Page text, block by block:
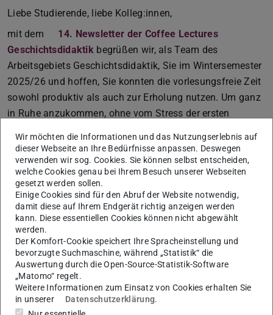
Liebe Studierende, liebe Kolleg:innen,
mit dem
14. Newsletter der Coffee Lectures
Geschichtsdidaktik begrüßen wir, als Team des
Arbeitsgebiets Geschichtsdidaktik, Sie im Wintersemester
2025/26 und hoffen, Sie konnten die vorlesungsfreie Zeit
sowohl produktiv als auch zur Erholung nutzen. Um ganz
in Ruhe anzukommen, ohne vom Stress der ersten
zurück und lassen Sie sich vom Newsletter inspirieren!
Im 14. Newsletter weisen wir Sie auf verschiedene
(digitale) Vorträge und Workshops im Oktober und
November hin, die Sie nicht verpassen sollten. Mit dem
Frauen- und Genderspezifischen Wissensportal Ariadne
lernen Sie ein Angebot der Österreichischen
Nationalbibliothek kennen, das seit über 30 Jahren nicht
nur feministische Literatur sammelt und dokumentiert,
sondern auch relevante Quellen aus dem
Bibliotheksbestand digitalisiert über eine Datenbank zur
Verfügung stellt. Außerdem stellen wir Ihnen den
Wir möchten die Informationen und das Nutzungserlebnis auf
dieser Webseite an Ihre Bedürfnisse anpassen. Deswegen
verwenden wir sog. Cookies. Sie können selbst entscheiden,
welche Cookies genau bei Ihrem Besuch unserer Webseiten
gesetzt werden sollen.
Einige Cookies sind für den Abruf der Website notwendig,
damit diese auf Ihrem Endgerät richtig anzeigen werden
kann. Diese essentiellen Cookies können nicht abgewählt
werden.
Der Komfort-Cookie speichert Ihre Spracheinstellung und
bevorzugte Suchmaschine, während „Statistik“ die
Auswertung durch die Open-Source-Statistik-Software
„Matomo“ regelt.
Weitere Informationen zum Einsatz von Cookies erhalten Sie
in unserer
Datenschutzerklärung.